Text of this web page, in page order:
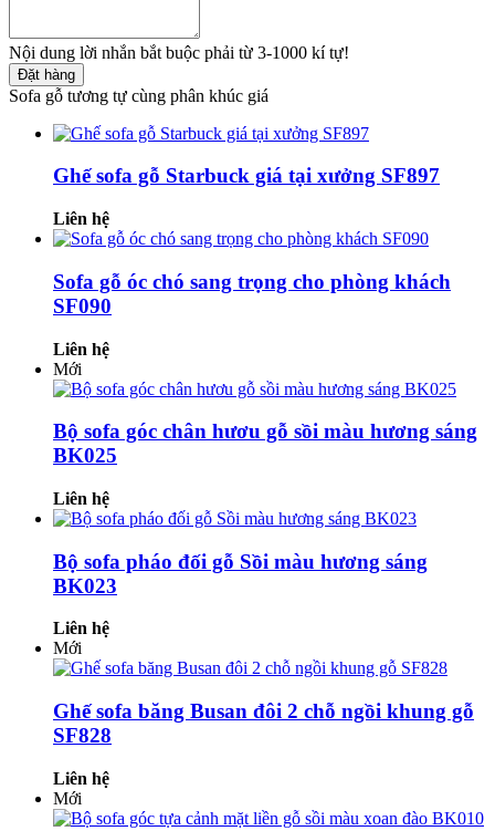
Nội dung lời nhắn bắt buộc phải từ 3-1000 kí tự!
Đặt hàng
Sofa gỗ tương tự cùng phân khúc giá
Ghế sofa gỗ Starbuck giá tại xưởng SF897
Liên hệ
Sofa gỗ óc chó sang trọng cho phòng khách
SF090
Liên hệ
Mới
Bộ sofa góc chân hươu gỗ sồi màu hương sáng
BK025
Liên hệ
Bộ sofa pháo đối gỗ Sồi màu hương sáng
BK023
Liên hệ
Mới
Ghế sofa băng Busan đôi 2 chỗ ngồi khung gỗ
SF828
Liên hệ
Mới